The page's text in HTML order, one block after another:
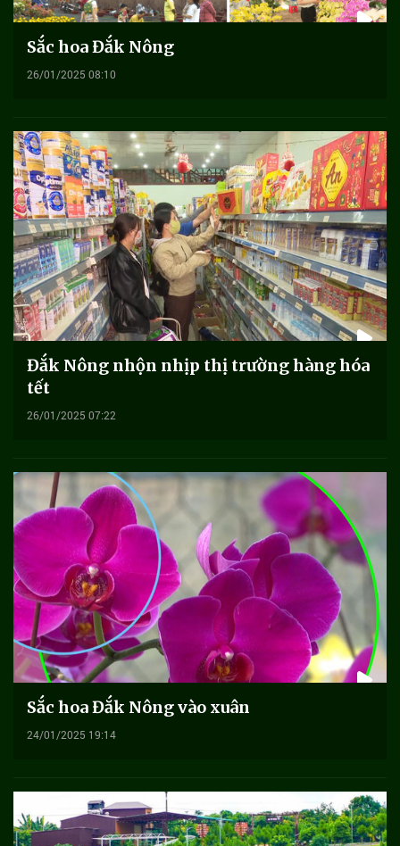
Sắc hoa Đắk Nông
26/01/2025 08:10
Đắk Nông nhộn nhịp thị trường hàng hóa
tết
26/01/2025 07:22
Sắc hoa Đắk Nông vào xuân
24/01/2025 19:14